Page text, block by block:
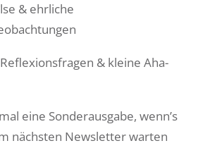
& ehrliche
& kleine Aha-
eine Sonderausgabe, wenn’s
nächsten Newsletter warten